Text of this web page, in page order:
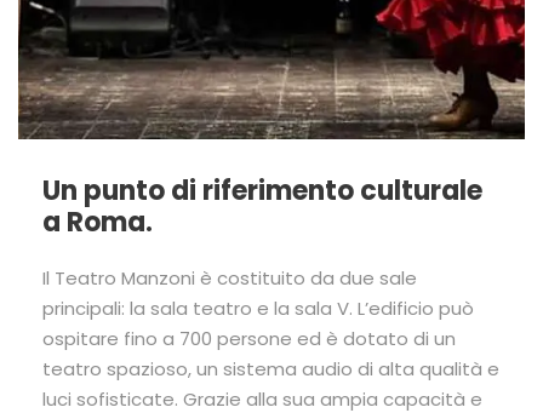
Un punto di riferimento culturale
a Roma.
Il Teatro Manzoni è costituito da due sale
principali: la sala teatro e la sala V. L’edificio può
ospitare fino a 700 persone ed è dotato di un
teatro spazioso, un sistema audio di alta qualità e
luci sofisticate. Grazie alla sua ampia capacità e